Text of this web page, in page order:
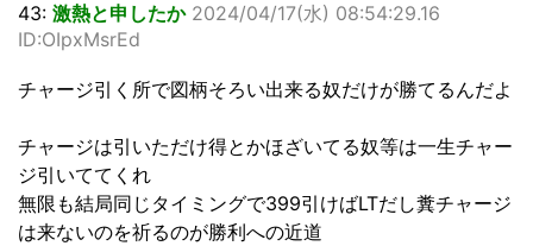
43: 激熱と申したか 2024/04/17(水) 08:54:29.16
ID:OIpxMsrEd
チャージ引く所で図柄そろい出来る奴だけが勝てるんだよ
チャージは引いただけ得とかほざいてる奴等は一生チャー
ジ引いててくれ
無限も結局同じタイミングで399引けばLTだし糞チャージ
は来ないのを祈るのが勝利への近道